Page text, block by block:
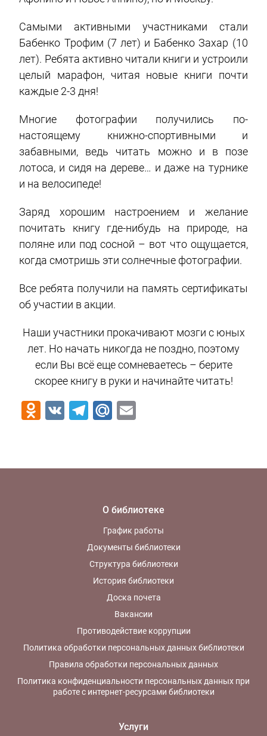
Самыми активными участниками стали
Бабенко Трофим (7 лет) и Бабенко Захар (10
лет). Ребята активно читали книги и устроили
целый марафон, читая новые книги почти
каждые 2-3 дня!
Многие фотографии получились по-
настоящему книжно-спортивными и
забавными, ведь читать можно и в позе
лотоса, и сидя на дереве… и даже на турнике
и на велосипеде!
Заряд хорошим настроением и желание
почитать книгу где-нибудь на природе, на
поляне или под сосной – вот что ощущается,
когда смотришь эти солнечные фотографии.
Все ребята получили на память сертификаты
об участии в акции.
Наши участники прокачивают мозги с юных
лет. Но начать никогда не поздно, поэтому
если Вы всё еще сомневаетесь – берите
скорее книгу в руки и начинайте читать!
Odnoklassniki
VK Telegram
Mail.Ru
О библиотеке
График работы
Документы библиотеки
Структура библиотеки
История библиотеки
Доска почета
Вакансии
Противодействие коррупции
Политика обработки персональных данных библиотеки
Правила обработки персональных данных
Политика конфиденциальности персональных данных при
работе с интернет-ресурсами библиотеки
Услуги